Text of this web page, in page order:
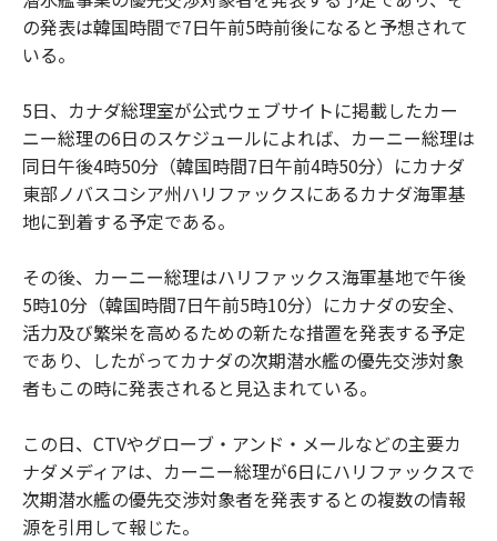
の発表は韓国時間で7日午前5時前後になると予想されて
いる。
5日、カナダ総理室が公式ウェブサイトに掲載したカー
ニー総理の6日のスケジュールによれば、カーニー総理は
同日午後4時50分（韓国時間7日午前4時50分）にカナダ
東部ノバスコシア州ハリファックスにあるカナダ海軍基
地に到着する予定である。
その後、カーニー総理はハリファックス海軍基地で午後
5時10分（韓国時間7日午前5時10分）にカナダの安全、
活力及び繁栄を高めるための新たな措置を発表する予定
であり、したがってカナダの次期潜水艦の優先交渉対象
者もこの時に発表されると見込まれている。
この日、CTVやグローブ・アンド・メールなどの主要カ
ナダメディアは、カーニー総理が6日にハリファックスで
次期潜水艦の優先交渉対象者を発表するとの複数の情報
源を引用して報じた。